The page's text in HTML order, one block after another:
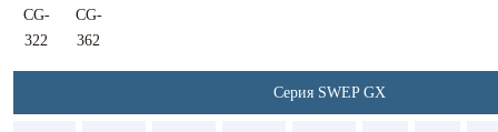
CG-
322
CG-
362
Серия SWEP GX